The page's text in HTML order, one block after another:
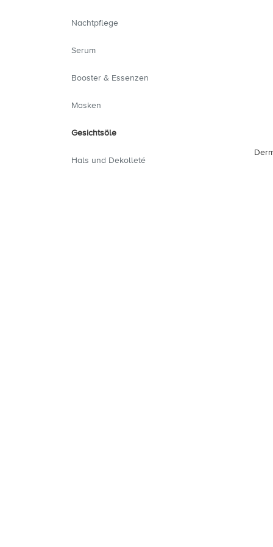
Nachtpflege
Serum
Booster & Essenzen
Masken
Gesichtsöle
Hals und Dekolleté